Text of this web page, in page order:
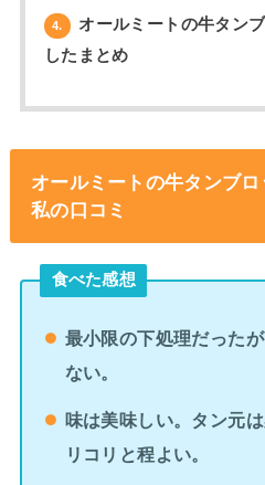
4.
オールミートの牛タン
したまとめ
オールミートの牛タンブ
私の口コミ
食べた感想
最小限の下処理だった
ない。
味は美味しい。タン元
リコリと程よい。